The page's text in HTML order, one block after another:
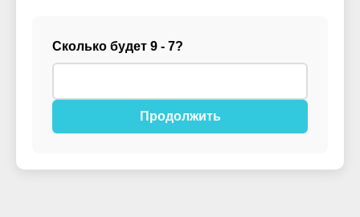
Сколько будет 9 - 7?
Продолжить